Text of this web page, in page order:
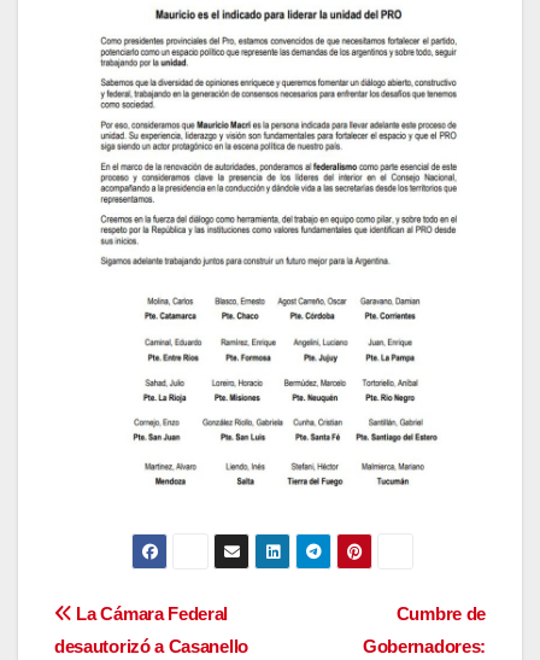
Navegación
Cumbre de
Gobernadores:
La Cámara Federal
desautorizó a Casanello